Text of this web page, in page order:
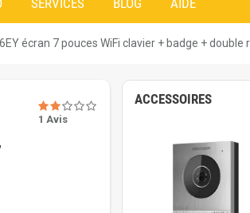
SERVICES BLOG AIDE
écran 7 pouces WiFi clavier + badge + double
1 Avis
ACCESSOIRES